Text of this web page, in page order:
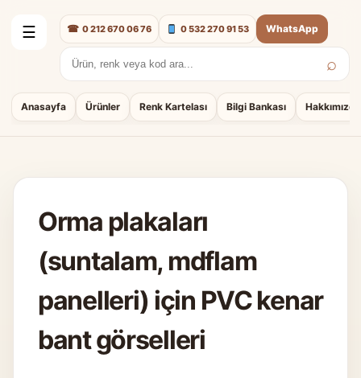
☰
Anasayfa Ürünler Renk Kartelası Bilgi Bankası Hakkımızda
Arama: ⌕
☎ 0 212 670 06 76 0 532 270 91 53 WhatsApp
Orma plakaları
(suntalam, mdflam
panelleri) için PVC kenar
bant görselleri